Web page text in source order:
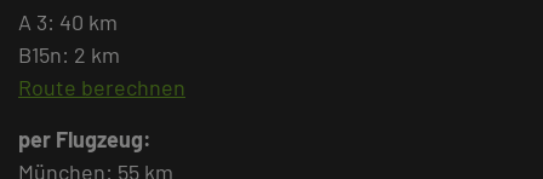
A 3: 40 km
B15n: 2 km
Route berechnen
per Flugzeug:
München: 55 km